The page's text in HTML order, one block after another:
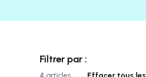
Filtrer par :